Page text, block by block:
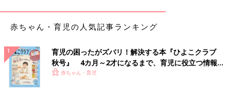
赤ちゃん・育児の人気記事ランキング
育児の困ったがズバリ！解決する本『ひよこクラブ
秋号』 4カ月～2才になるまで、育児に役立つ情報が
いっぱい！
赤ちゃん・育児